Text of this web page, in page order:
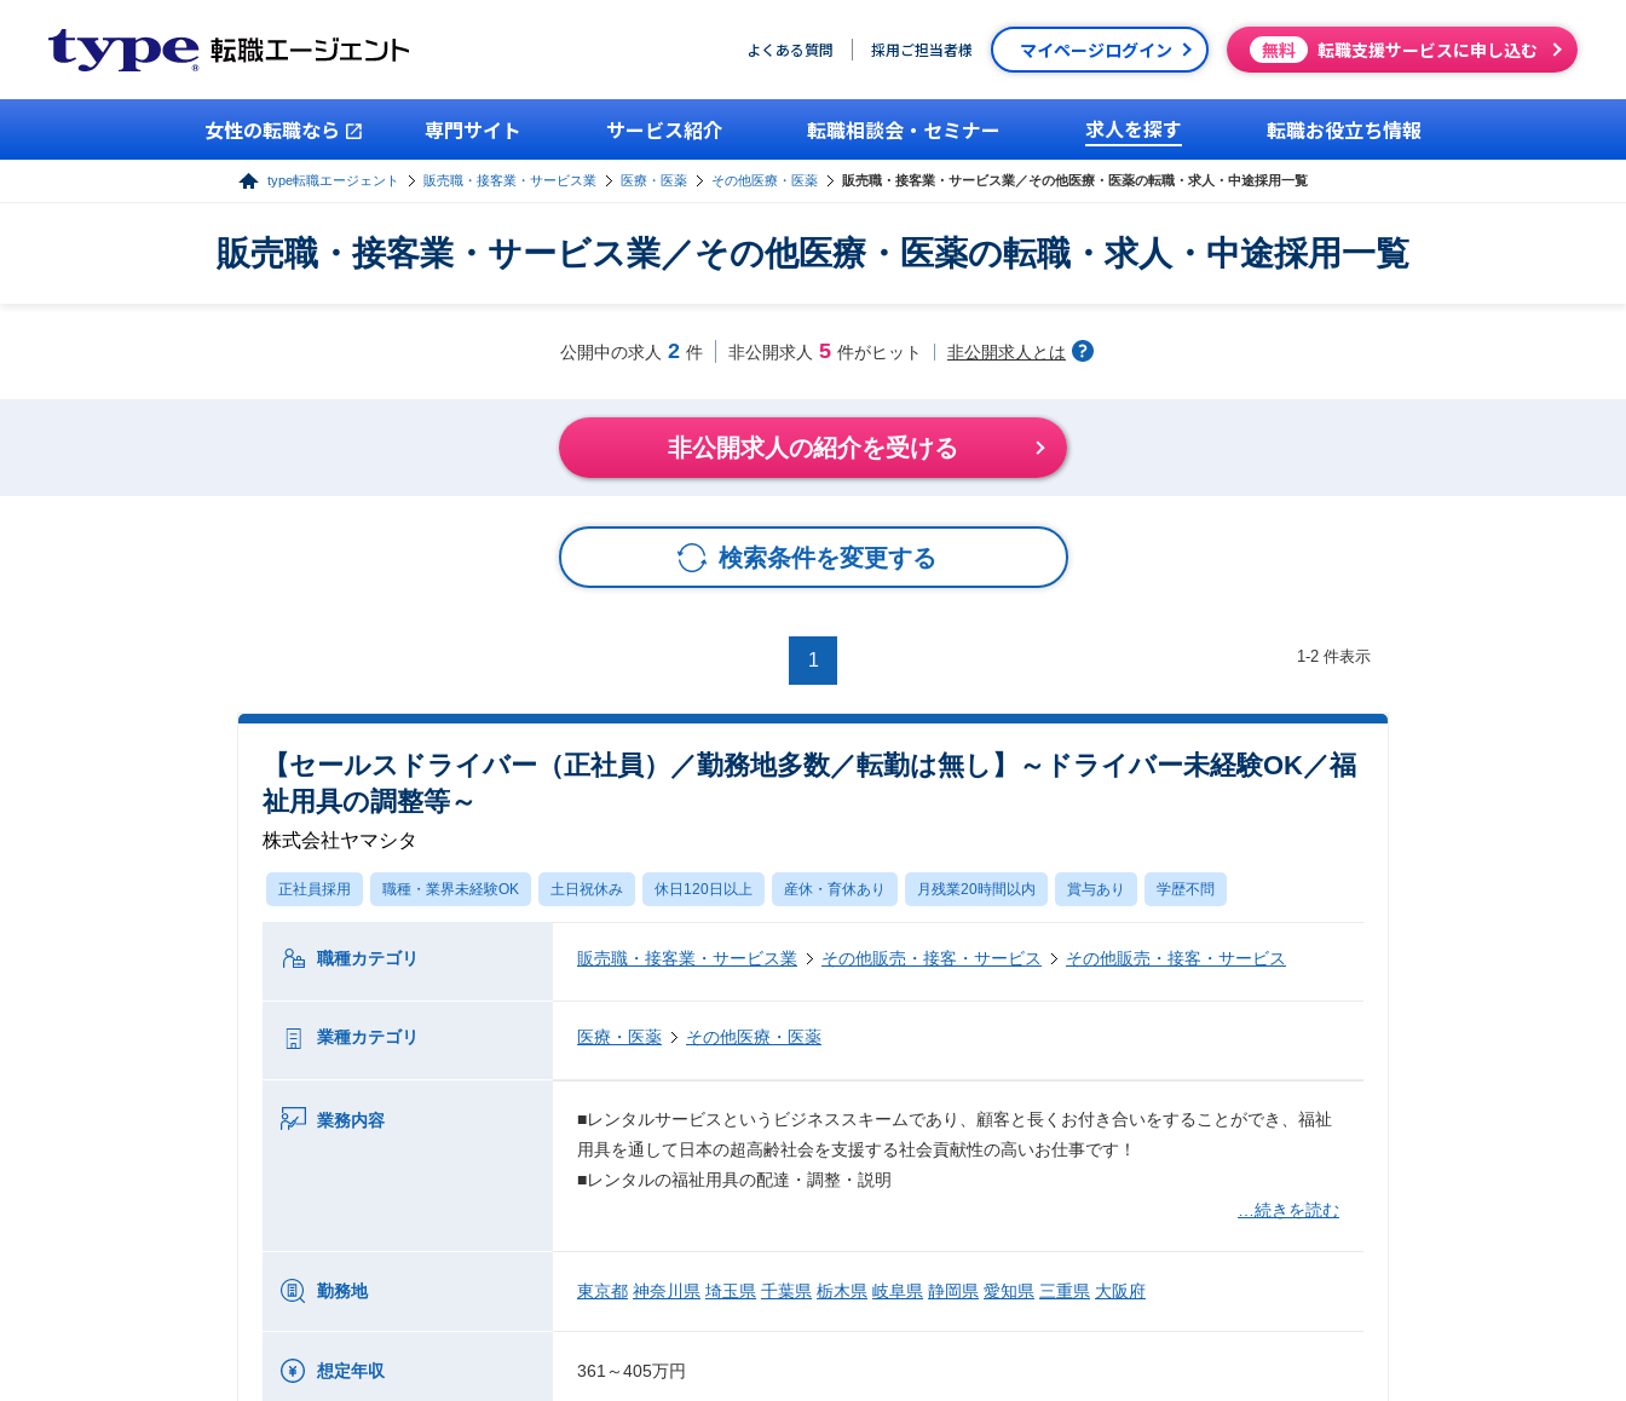
よくある質問 採用ご担当者様 マイページログイン 無料 転職支援サービスに申し込む
女性の転職なら 専門サイト サービス紹介 転職相談会・セミナー 求人を探す 転職お役立ち情報
type転職エージェント 販売職・接客業・サービス業 医療・医薬 その他医療・医薬 販売職・接客業・サービス業／その他医療・医薬の転職・求人・中途採用一覧
販売職・接客業・サービス業／その他医療・医薬の転職・求人・中途採用一覧
公開中の求人 2 件 非公開求人 5 件がヒット 非公開求人とは
非公開求人の紹介を受ける
検索条件を変更する
1 1-2 件表示
【セールスドライバー（正社員）／勤務地多数／転勤は無し】～ドライバー未経験OK／福
祉用具の調整等～
株式会社ヤマシタ
正社員採用 職種・業界未経験OK 土日祝休み 休日120日以上 産休・育休あり 月残業20時間以内 賞与あり 学歴不問
職種カテゴリ 販売職・接客業・サービス業 その他販売・接客・サービス その他販売・接客・サービス
業種カテゴリ 医療・医薬 その他医療・医薬
業務内容
■レンタルサービスというビジネススキームであり、顧客と長くお付き合いをすることができ、福祉
用具を通して日本の超高齢社会を支援する社会貢献性の高いお仕事です！
■レンタルの福祉用具の配達・調整・説明
…続きを読む
勤務地 東京都 神奈川県 埼玉県 千葉県 栃木県 岐阜県 静岡県 愛知県 三重県 大阪府
想定年収 361～405万円